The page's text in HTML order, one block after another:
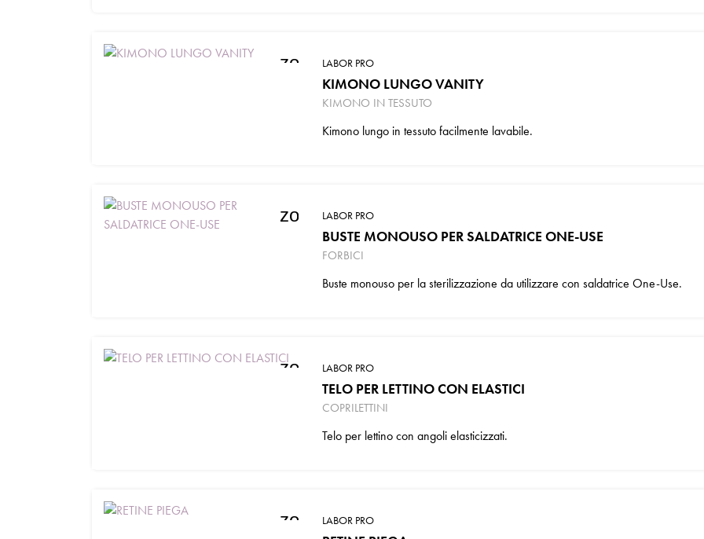
zoom_inLABOR PRO
KIMONO LUNGO VANITY
KIMONO IN TESSUTO
Kimono lungo in tessuto facilmente lavabile.
zoom_inLABOR PRO
BUSTE MONOUSO PER SALDATRICE ONE-USE
FORBICI
Buste monouso per la sterilizzazione da utilizzare con saldatrice One-Use.
zoom_inLABOR PRO
TELO PER LETTINO CON ELASTICI
COPRILETTINI
Telo per lettino con angoli elasticizzati.
zoom_inLABOR PRO